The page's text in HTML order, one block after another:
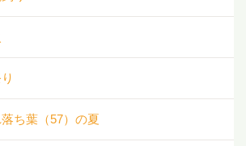
ち葉（57）の夏